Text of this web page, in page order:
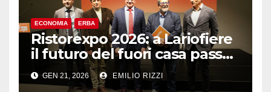
ECONOMIA ERBA
Ristorexpo 2026: a Lariofiere
il futuro del fuori casa passa
dalla “normalità”
GEN 21, 2026 EMILIO RIZZI